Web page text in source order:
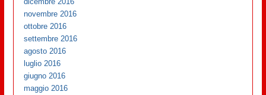
novembre 2016
ottobre 2016
settembre 2016
agosto 2016
luglio 2016
giugno 2016
maggio 2016